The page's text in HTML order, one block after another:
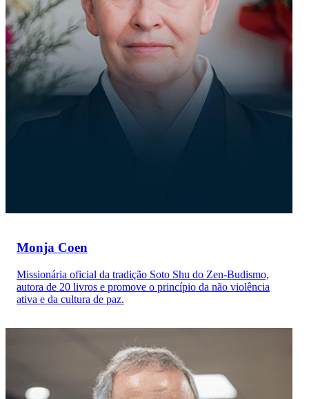
Monja Coen
Missionária oficial da tradição Soto Shu do Zen-Budismo,
autora de 20 livros e promove o princípio da não violência
ativa e da cultura de paz.